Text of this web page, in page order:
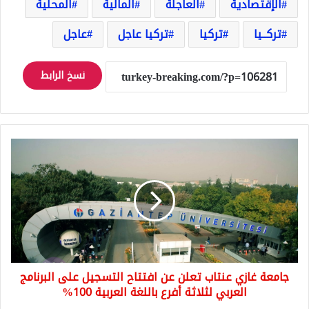
الإقتصادية
العاجلة المالية
المحلية
تركــيا
تركيا تركيا عاجل عاجل
نسخ الرابط
تعلن
عن
افتتاح
التسجيل
على
البرنامج
العربي
جامعة غازي عنتاب تعلن عن افتتاح التسجيل على البرنامج
العربي لثلاثة أفرع باللغة العربية 100%